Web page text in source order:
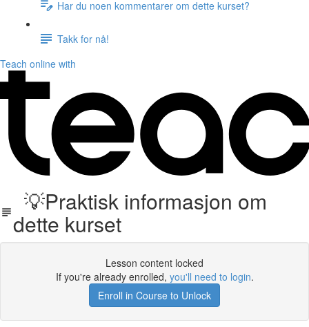
Har du noen kommentarer om dette kurset?
Takk for nå!
Teach online with
💡Praktisk informasjon om
dette kurset
Lesson content locked
If you're already enrolled, you'll need to login.
Enroll in Course to Unlock